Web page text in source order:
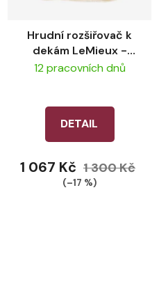
Hrudní rozšiřovač k
dekám LeMieux -
Navy
12 pracovních dnů
DETAIL
1 067 Kč 1 300 Kč
(–17 %)